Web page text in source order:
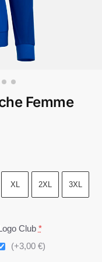
Femme
XL 2XL 3XL
Club *
(+3,00 €)